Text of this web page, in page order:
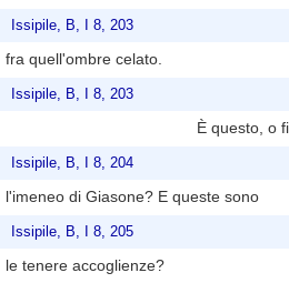
Issipile, B, I 8, 203
fra quell'ombre celato.
Issipile, B, I 8, 203
È questo, o
Issipile, B, I 8, 204
l'imeneo di Giasone? E queste sono
Issipile, B, I 8, 205
le tenere accoglienze?